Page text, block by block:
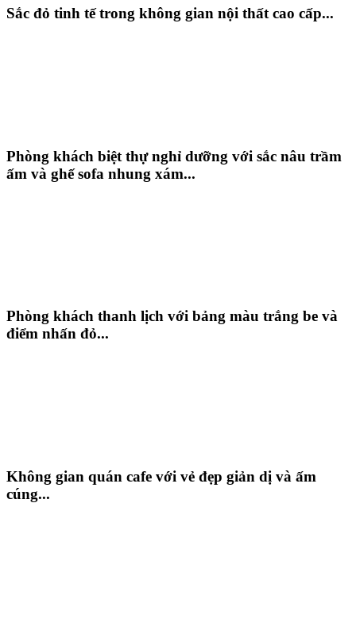
Sắc đỏ tinh tế trong không gian nội thất cao cấp...
Phòng khách biệt thự nghỉ dưỡng với sắc nâu trầm
ấm và ghế sofa nhung xám...
Phòng khách thanh lịch với bảng màu trắng be và
điểm nhấn đỏ...
Không gian quán cafe với vẻ đẹp giản dị và ấm
cúng...